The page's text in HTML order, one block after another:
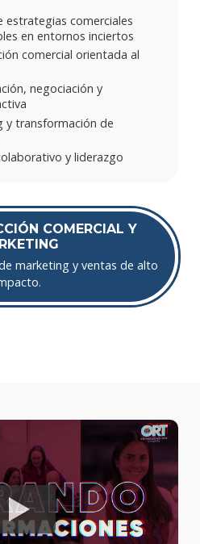
estrategias comerciales
en entornos inciertos
comercial orientada al
negociación y
y transformación de
y liderazgo
COMERCIAL Y
marketing y ventas de alto